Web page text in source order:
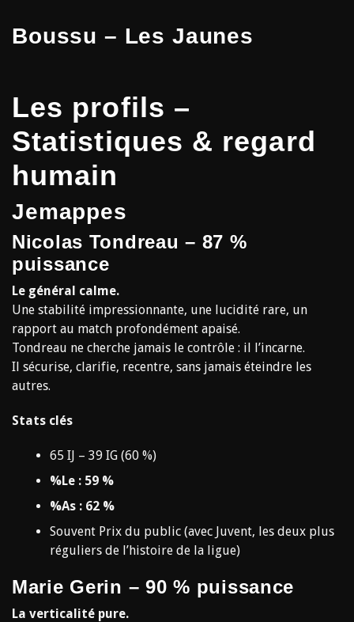
Boussu – Les Jaunes
Les profils –
Statistiques & regard
humain
Jemappes
Nicolas Tondreau – 87 %
puissance
Le général calme.
Une stabilité impressionnante, une lucidité rare, un
rapport au match profondément apaisé.
Tondreau ne cherche jamais le contrôle : il l’incarne.
Il sécurise, clarifie, recentre, sans jamais éteindre les
autres.
Stats clés
65 IJ – 39 IG (60 %)
%Le : 59 %
%As : 62 %
Souvent Prix du public (avec Juvent, les deux plus
réguliers de l’histoire de la ligue)
Marie Gerin – 90 % puissance
La verticalité pure.